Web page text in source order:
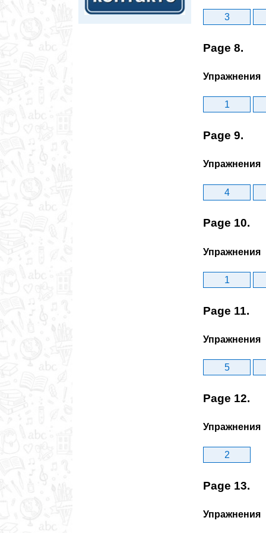
3
Page 8.
Упражнения
1
Page 9.
Упражнения
4
Page 10.
Упражнения
1
Page 11.
Упражнения
5
Page 12.
Упражнения
2
Page 13.
Упражнения